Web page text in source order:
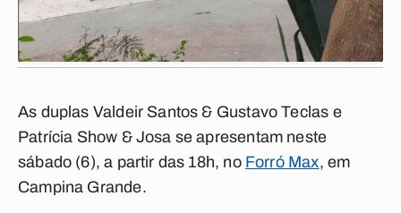
As duplas Valdeir Santos & Gustavo Teclas e
Patrícia Show & Josa se apresentam neste
sábado (6), a partir das 18h, no Forró Max, em
Campina Grande.